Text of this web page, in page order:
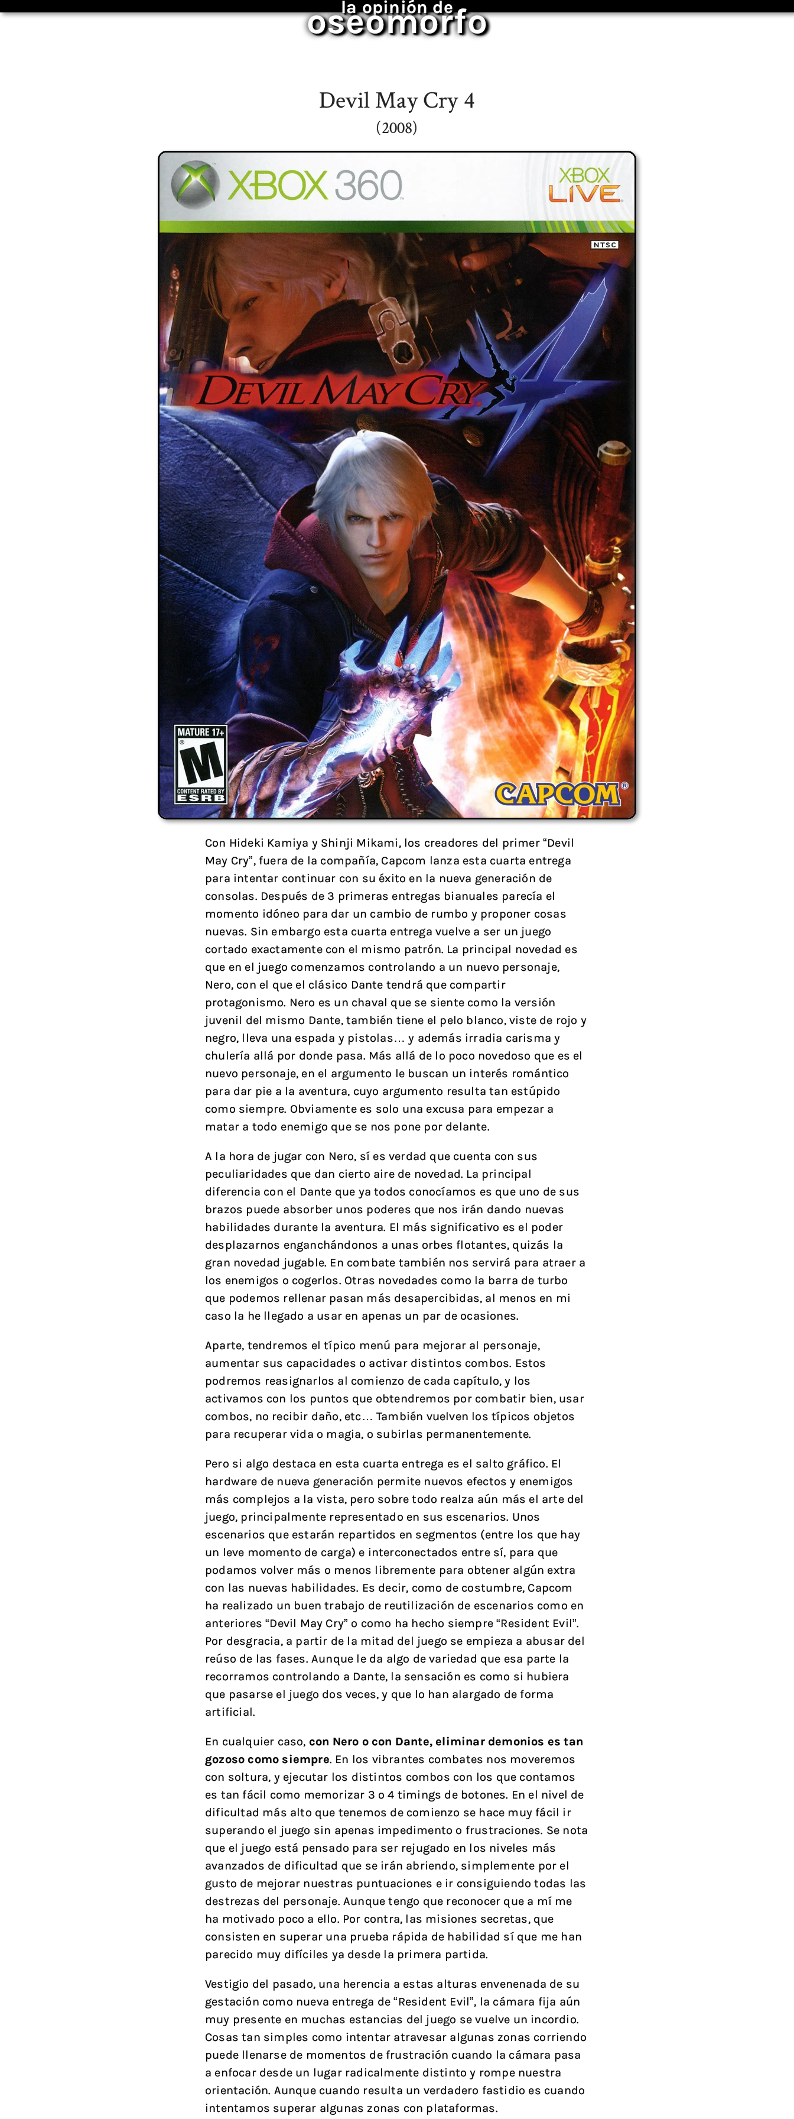
la opinión de
oseomorfo
Devil May Cry 4
(2008)
Con Hideki Kamiya y Shinji Mikami, los creadores del primer “Devil
May Cry”, fuera de la compañía, Capcom lanza esta cuarta entrega
para intentar continuar con su éxito en la nueva generación de
consolas. Después de 3 primeras entregas bianuales parecía el
momento idóneo para dar un cambio de rumbo y proponer cosas
nuevas. Sin embargo esta cuarta entrega vuelve a ser un juego
cortado exactamente con el mismo patrón. La principal novedad es
que en el juego comenzamos controlando a un nuevo personaje,
Nero, con el que el clásico Dante tendrá que compartir
protagonismo. Nero es un chaval que se siente como la versión
juvenil del mismo Dante, también tiene el pelo blanco, viste de rojo y
negro, lleva una espada y pistolas… y además irradia carisma y
chulería allá por donde pasa. Más allá de lo poco novedoso que es el
nuevo personaje, en el argumento le buscan un interés romántico
para dar pie a la aventura, cuyo argumento resulta tan estúpido
como siempre. Obviamente es solo una excusa para empezar a
matar a todo enemigo que se nos pone por delante.
A la hora de jugar con Nero, sí es verdad que cuenta con sus
peculiaridades que dan cierto aire de novedad. La principal
diferencia con el Dante que ya todos conocíamos es que uno de sus
brazos puede absorber unos poderes que nos irán dando nuevas
habilidades durante la aventura. El más significativo es el poder
desplazarnos enganchándonos a unas orbes flotantes, quizás la
gran novedad jugable. En combate también nos servirá para atraer a
los enemigos o cogerlos. Otras novedades como la barra de turbo
que podemos rellenar pasan más desapercibidas, al menos en mi
caso la he llegado a usar en apenas un par de ocasiones.
Aparte, tendremos el típico menú para mejorar al personaje,
aumentar sus capacidades o activar distintos combos. Estos
podremos reasignarlos al comienzo de cada capítulo, y los
activamos con los puntos que obtendremos por combatir bien, usar
combos, no recibir daño, etc… También vuelven los típicos objetos
para recuperar vida o magia, o subirlas permanentemente.
Pero si algo destaca en esta cuarta entrega es el salto gráfico. El
hardware de nueva generación permite nuevos efectos y enemigos
más complejos a la vista, pero sobre todo realza aún más el arte del
juego, principalmente representado en sus escenarios. Unos
escenarios que estarán repartidos en segmentos (entre los que hay
un leve momento de carga) e interconectados entre sí, para que
podamos volver más o menos libremente para obtener algún extra
con las nuevas habilidades. Es decir, como de costumbre, Capcom
ha realizado un buen trabajo de reutilización de escenarios como en
anteriores “Devil May Cry” o como ha hecho siempre “Resident Evil”.
Por desgracia, a partir de la mitad del juego se empieza a abusar del
reúso de las fases. Aunque le da algo de variedad que esa parte la
recorramos controlando a Dante, la sensación es como si hubiera
que pasarse el juego dos veces, y que lo han alargado de forma
artificial.
En cualquier caso, con Nero o con Dante, eliminar demonios es tan
gozoso como siempre. En los vibrantes combates nos moveremos
con soltura, y ejecutar los distintos combos con los que contamos
es tan fácil como memorizar 3 o 4 timings de botones. En el nivel de
dificultad más alto que tenemos de comienzo se hace muy fácil ir
superando el juego sin apenas impedimento o frustraciones. Se nota
que el juego está pensado para ser rejugado en los niveles más
avanzados de dificultad que se irán abriendo, simplemente por el
gusto de mejorar nuestras puntuaciones e ir consiguiendo todas las
destrezas del personaje. Aunque tengo que reconocer que a mí me
ha motivado poco a ello. Por contra, las misiones secretas, que
consisten en superar una prueba rápida de habilidad sí que me han
parecido muy difíciles ya desde la primera partida.
Vestigio del pasado, una herencia a estas alturas envenenada de su
gestación como nueva entrega de “Resident Evil”, la cámara fija aún
muy presente en muchas estancias del juego se vuelve un incordio.
Cosas tan simples como intentar atravesar algunas zonas corriendo
puede llenarse de momentos de frustración cuando la cámara pasa
a enfocar desde un lugar radicalmente distinto y rompe nuestra
orientación. Aunque cuando resulta un verdadero fastidio es cuando
intentamos superar algunas zonas con plataformas.